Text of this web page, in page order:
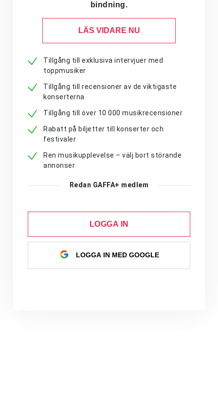
bindning.
LÄS VIDARE NU
Tillgång till exklusiva intervjuer med
toppmusiker
Tillgång till recensioner av de viktigaste
konserterna
Tillgång till över 10 000 musikrecensioner
Rabatt på biljetter till konserter och
festivaler
Ren musikupplevelse – välj bort störande
annonser
Redan GAFFA+ medlem
LOGGA IN
LOGGA IN MED GOOGLE